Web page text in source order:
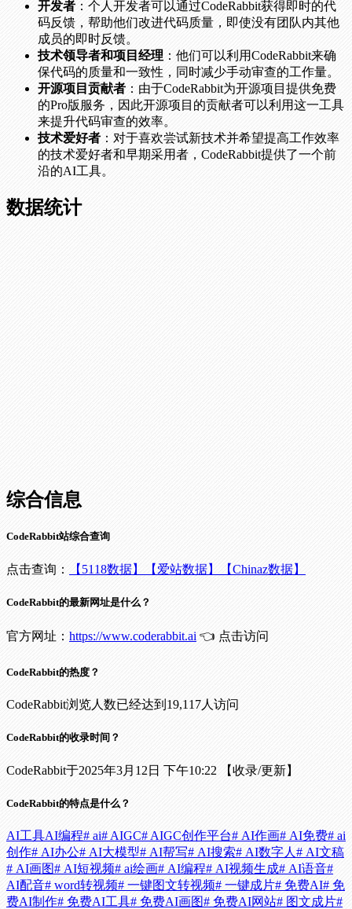
开发者 ：个人开发者可以通过CodeRabbit获得即时的代
码反馈，帮助他们改进代码质量，即使没有团队内其他
成员的即时反馈。
技术领导者和项目经理 ：他们可以利用CodeRabbit来确
保代码的质量和一致性，同时减少手动审查的工作量。
开源项目贡献者 ：由于CodeRabbit为开源项目提供免费
的Pro版服务，因此开源项目的贡献者可以利用这一工具
来提升代码审查的效率。
技术爱好者 ：对于喜欢尝试新技术并希望提高工作效率
的技术爱好者和早期采用者，CodeRabbit提供了一个前
沿的AI工具。
数据统计
综合信息
CodeRabbit站综合查询
点击查询： 【5118数据】 【爱站数据】 【Chinaz数据】
CodeRabbit的最新网址是什么？
官方网址： https://www.coderabbit.ai 👈 点击访问
CodeRabbit的热度？
CodeRabbit浏览人数已经达到19,117人访问
CodeRabbit的收录时间？
CodeRabbit于2025年3月12日 下午10:22 【收录/更新】
CodeRabbit的特点是什么？
AI工具AI编程# ai# AIGC# AIGC创作平台# AI作画# AI免费# ai
创作# AI办公# AI大模型# AI帮写# AI搜索# AI数字人# AI文稿
# AI画图# AI短视频# ai绘画# AI编程# AI视频生成# AI语音#
AI配音# word转视频# 一键图文转视频# 一键成片# 免费AI# 免
费AI制作# 免费AI工具# 免费AI画图# 免费AI网站# 图文成片#